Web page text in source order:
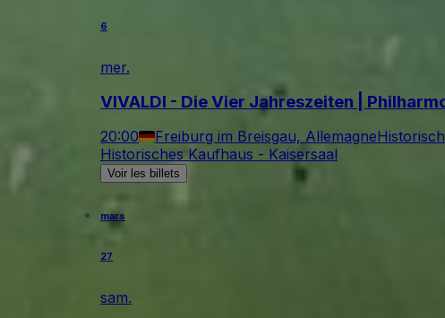
6
mer.
VIVALDI - Die Vier Jahreszeiten |
20:00 Freiburg im Breisgau, Allemagne
Historisches Kaufhaus - Kaisersaal
Voir les billets
mars
27
sam.